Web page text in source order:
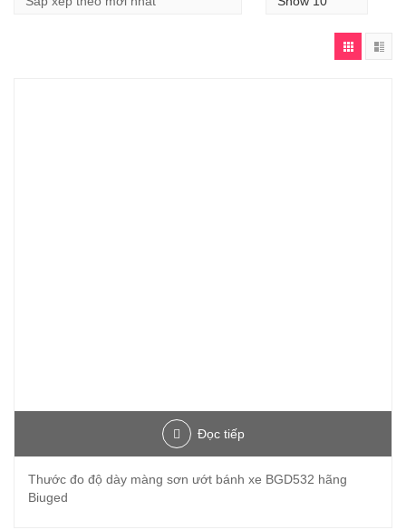
Đọc tiếp
Thước đo độ dày màng sơn ướt bánh xe BGD532 hãng
Biuged